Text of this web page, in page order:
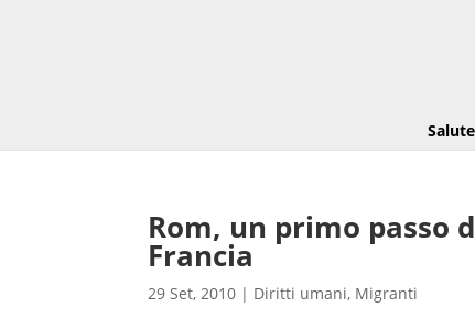
Salute
Rom, un primo passo
Francia
29 Set, 2010 | Diritti umani, Migranti